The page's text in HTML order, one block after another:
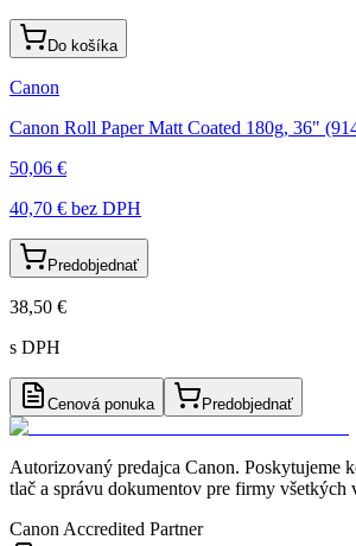
Do košíka
Canon
Canon Roll Paper Matt Coated 180g, 36"
50,06 €
40,70 € bez DPH
Predobjednať
38,50 €
s DPH
Cenová ponuka Predobjednať
Autorizovaný predajca Canon. Poskytujeme
tlač a správu dokumentov pre firmy všetkých
Canon Accredited Partner